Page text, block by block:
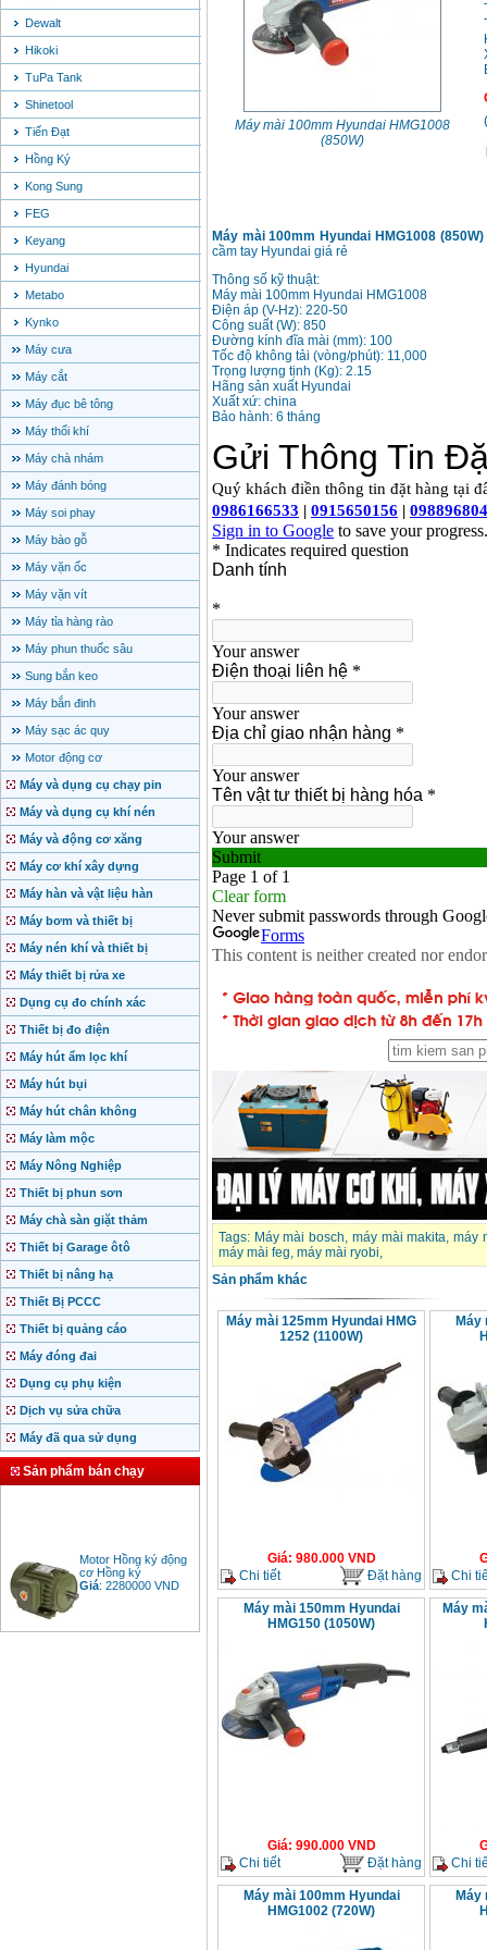
Dewalt
Hikoki
TuPa Tank
Shinetool
Tiến Đạt
Hồng Ký
Kong Sung
FEG
Keyang
Hyundai
Metabo
Kynko
Máy cưa
Máy cắt
Máy đục bê tông
Máy thổi khí
Máy chà nhám
Máy đánh bóng
Máy soi phay
Máy bào gỗ
Máy vặn ốc
Máy vặn vít
Máy tỉa hàng rào
Máy phun thuốc sâu
Sung bắn keo
Máy bắn đinh
Máy sạc ác quy
Motor động cơ
Máy và dụng cụ chạy pin
Máy và dụng cụ khí nén
Máy và động cơ xăng
Máy cơ khí xây dựng
Máy hàn và vật liệu hàn
Máy bơm và thiết bị
Máy nén khí và thiết bị
Máy thiết bị rửa xe
Dụng cụ đo chính xác
Thiết bị đo điện
Máy hút ẩm lọc khí
Máy hút bụi
Máy hút chân không
Máy làm mộc
Máy Nông Nghiệp
Thiết bị phun sơn
Máy chà sàn giặt thảm
Thiết bị Garage ôtô
Thiết bị nâng hạ
Thiết Bị PCCC
Thiết bị quảng cáo
Máy đóng đai
Dụng cụ phụ kiện
Dịch vụ sửa chữa
Máy đã qua sử dụng
Sản phẩm bán chạy
Motor Hồng ký động
cơ Hồng ký
Giá :2280000
Máy mài 100mm Hyundai HMG1008
(850W)
(
Máy mài 100mm Hyundai HMG1008
cầm tay Hyundai giá rẻ
Thông số kỹ thuật:
Máy mài 100mm Hyundai HMG1008
Điện áp (V-Hz): 220-50
Công suất (W): 850
Đường kính đĩa mài (mm): 100
Tốc độ không tải (vòng/phút): 11,000
Trọng lượng tịnh (Kg): 2.15
Hãng sản xuất Hyundai
Xuất xứ: china
Bảo hành: 6 tháng
Tags: Máy mài bosch, máy mài makita,máy
máy mài feg, máy mài ryobi,
Sản phẩm khác
Máy mài 125mm Hyundai HMG
1252 (1100W)
Giá: 980.000VND
Chi tiết
Đặt hàng
Máy
Chi
Máy mài 150mm Hyundai
HMG150 (1050W)
Giá: 990.000VND
Chi tiết
Đặt hàng
Máy
Chi
Máy mài 100mm Hyundai
HMG1002 (720W)
Máy